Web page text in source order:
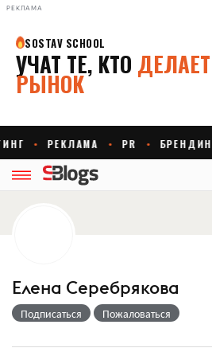
РЕКЛАМА
Елена Серебрякова
Подписаться Пожаловаться